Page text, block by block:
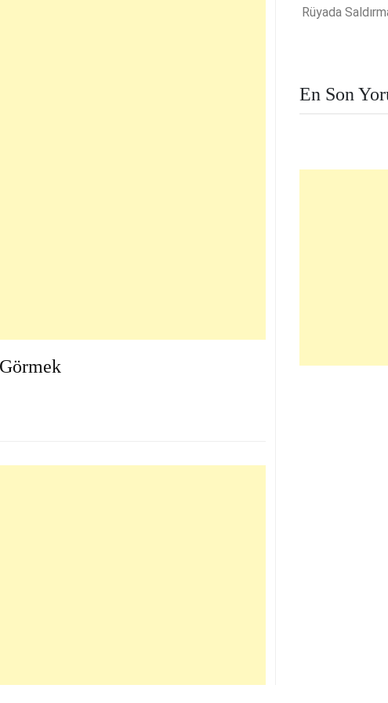
Rüyada
En Son